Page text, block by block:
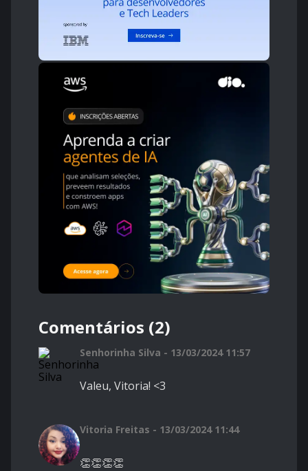
Comentários (2)
Senhorinha Silva - 13/03/2024 11:57
Valeu, Vitoria! <3
Vitoria Freitas - 13/03/2024 11:44
👏👏👏👏